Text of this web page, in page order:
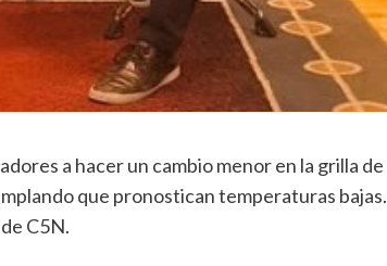
a hacer un cambio menor en la grilla de
que pronostican temperaturas bajas.
C5N.